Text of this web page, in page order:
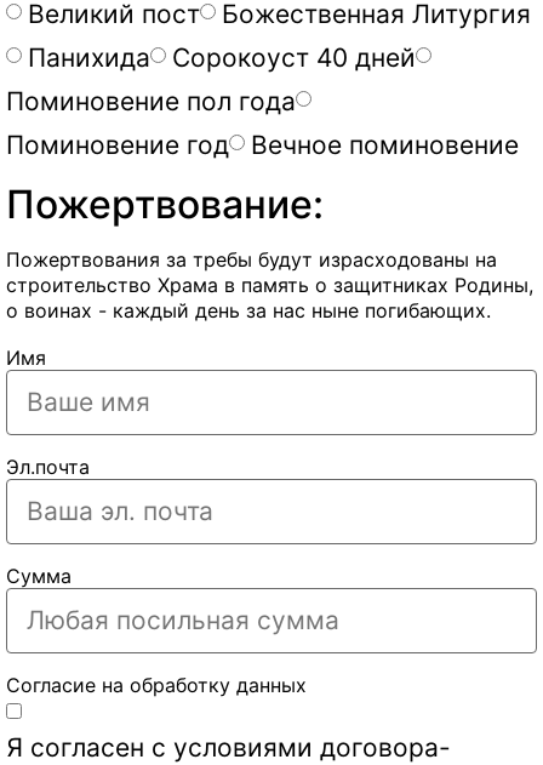
Великий пост
Божественная Литургия
Панихида
Сорокоуст 40 дней
Поминовение пол года
Поминовение год
Вечное поминовение
Пожертвование:
Пожертвования за требы будут израсходованы на
строительство Храма в память о защитниках Родины,
о воинах - каждый день за нас ныне погибающих.
Имя
Эл.почта
Сумма
Согласие на обработку данных
Я согласен с условиями договора-